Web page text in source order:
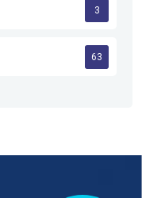
3
63